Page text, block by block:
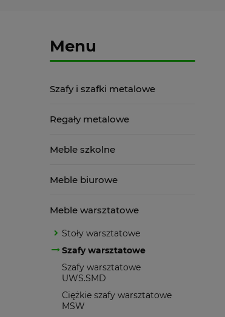
Menu
Szafy i szafki metalowe
Regały metalowe
Meble szkolne
Meble biurowe
Meble warsztatowe
Stoły warsztatowe
Szafy warsztatowe
Szafy warsztatowe
UWS.SMD
Ciężkie szafy warsztatowe
MSW